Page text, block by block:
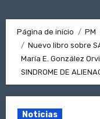
Página de inicio PM
Nuevo libro sobre
María E. González
SINDROME DE
Noticias